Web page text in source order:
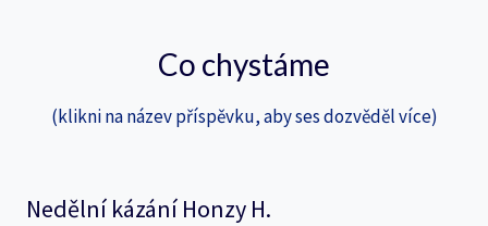
Co chystáme
(klikni na název příspěvku, aby ses dozvěděl více)
Nedělní kázání Honzy H.